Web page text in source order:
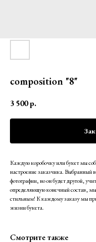
composition "8"
3 500р.
Каждую коробочку или букет мы
настроение заказчика. Выбранный
фотографии, но он будет другой,
определяющую конечный состав,
стильным! К каждому заказу мы
жизни букета.
Смотрите также